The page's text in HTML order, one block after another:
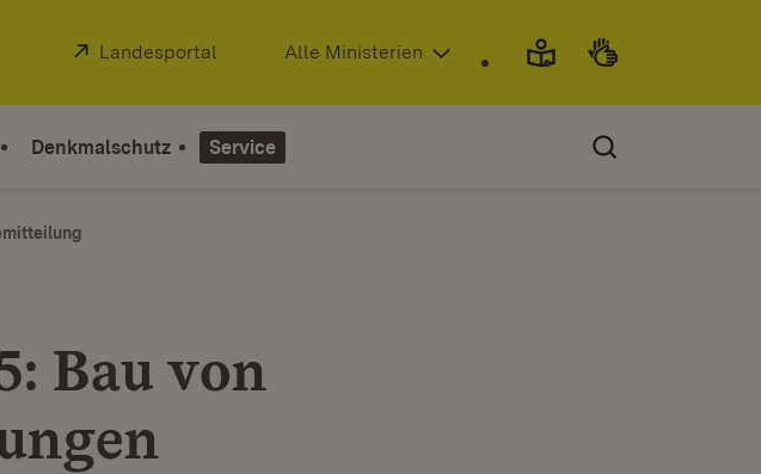
Extern:
Landesportal (Öffnet in neuem Fenster)
Alle Ministerien
Denkmalschutz Service
Bau von